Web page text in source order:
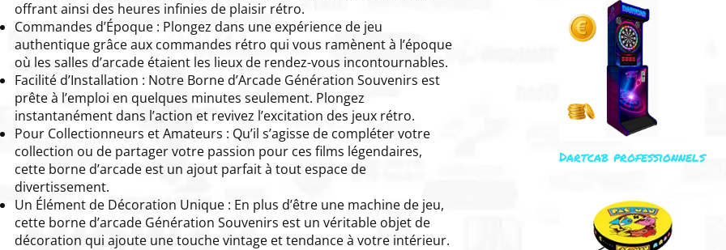
offrant ainsi des heures infinies de plaisir rétro.
Commandes d’Époque : Plongez dans une expérience de jeu
authentique grâce aux commandes rétro qui vous ramènent à l’époque
où les salles d’arcade étaient les lieux de rendez-vous incontournables.
Facilité d’Installation : Notre Borne d’Arcade Génération Souvenirs est
prête à l’emploi en quelques minutes seulement. Plongez
instantanément dans l’action et revivez l’excitation des jeux rétro.
Pour Collectionneurs et Amateurs : Qu’il s’agisse de compléter votre
collection ou de partager votre passion pour ces films légendaires,
cette borne d’arcade est un ajout parfait à tout espace de
divertissement.
Un Élément de Décoration Unique : En plus d’être une machine de jeu,
cette borne d’arcade Génération Souvenirs est un véritable objet de
décoration qui ajoute une touche vintage et tendance à votre intérieur.
Dartcab professionnels